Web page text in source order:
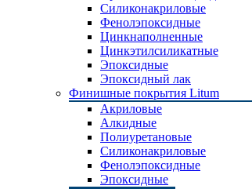
Силиконакриловые
Фенолэпоксидные
Цинкнаполненные
Цинкэтилсиликатные
Эпоксидные
Эпоксидный лак
Финишные покрытия Litum
Акриловые
Алкидные
Полиуретановые
Силиконакриловые
Фенолэпоксидные
Эпоксидные